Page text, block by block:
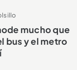
mucho que
bus y el metro